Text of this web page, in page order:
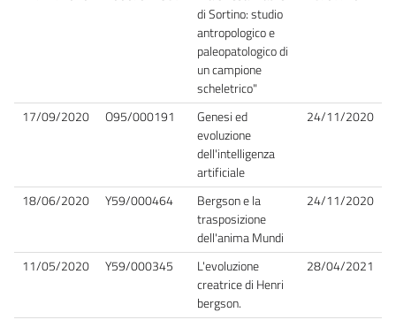
di Sortino: studio
antropologico e
paleopatologico di
un campione
scheletrico"
17/09/2020 O95/000191
Genesi ed
evoluzione
dell'intelligenza
artificiale
24/11/2020
18/06/2020 Y59/000464
Bergson e la
trasposizione
dell'anima Mundi
24/11/2020
11/05/2020 Y59/000345
L'evoluzione
creatrice di Henri
bergson.
28/04/2021